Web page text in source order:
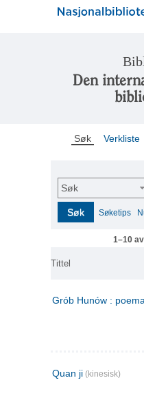
Den
Søk Verkliste
Søk
Søk Søketips
1–10
Tittel
Grób Hunów :
Quan ji (kinesisk)